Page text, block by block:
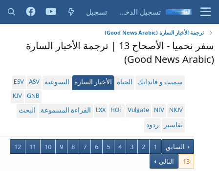
تسجيل الدخول تسجيل
ترجمة الأخبار السارة (Good News Arabic)
سفر نحميا - الأصحاح 13 | ترجمة الأخبار السارة
(Good News Arabic)
سميث و فاندايك الحياة الأخبار السارة اليسوعية ASV
ESV
GNB
KJV
NKJV
NIV
Vulgate
HOT
LXX القراءة المسموعة
البحث
تفاسير
ردود
السابق 1
2
3
4
5
6
7
8
9
10
11
12
13
التالي